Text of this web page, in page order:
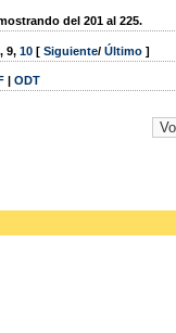
del 201 al 225.
, 9, 10 [ Siguiente/ Último ]
| ODT